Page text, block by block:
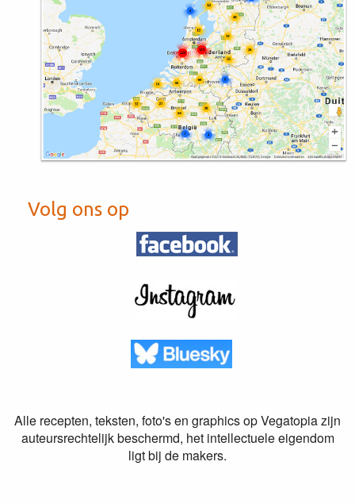
Volg ons op
Alle recepten, teksten, foto's en graphics op Vegatopia zijn
auteursrechtelijk beschermd, het intellectuele eigendom
ligt bij de makers.